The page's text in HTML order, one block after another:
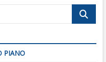
Cerca
PIANO